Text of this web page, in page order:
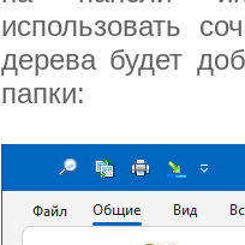
использовать
дерева будет
папки: